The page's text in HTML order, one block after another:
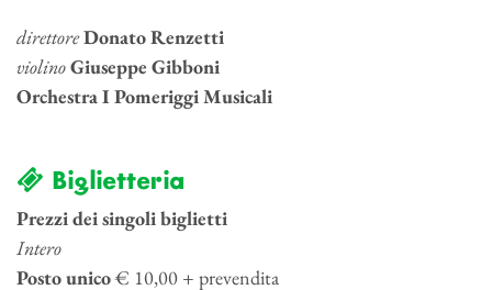
direttoreDonato Renzetti
violinoGiuseppe Gibboni
Orchestra I Pomeriggi Musicali
Biglietteria
Prezzi dei singoli biglietti
Intero
Posto unico€ 10,00 + prevendita